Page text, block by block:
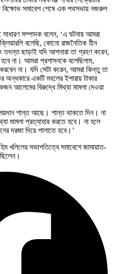
বিক্ষোভ সমাবেশ শেষে এক পথসভায় নজরুল
সাধারণ সম্পাদক বলেন, ‘এ ঘটনায় আমরা
বলেছি, কোনো রাজনৈতিক হীন
তদন্ত ছাড়াই যদি আপনারা তা গ্রহণ করেন,
না। আমরা প্রশাসনকে বলেছিলাম,
না। যদি সেটা করেন, আমরা কিন্তু তা
অন্ধকারে একটি মহলের ইশারায় টাকার
আলেমের বিরুদ্ধে মিথ্যা মামলা দেওয়া
শান্ত আছে। শান্ত থাকতে দিন। না
মামলা প্রত্যাহার করতে হবে। না হলে
দরজা দিয়ে পালাতে হবে।’
খলিলের সভাপতিত্বে সমাবেশে জামায়াত-